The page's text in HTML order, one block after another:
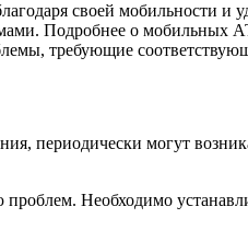
своей мобильности и
Подробнее о мобильных
требующие
периодически могут
Необходимо